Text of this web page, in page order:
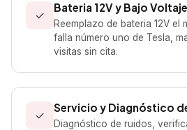
✓
Bateria 12V y Bajo Voltaje
Reemplazo de bateria 12V el
falla número uno de Tesla,
visitas sin cita.
✓
Servicio y Diagnóstico
Diagnóstico de ruidos,